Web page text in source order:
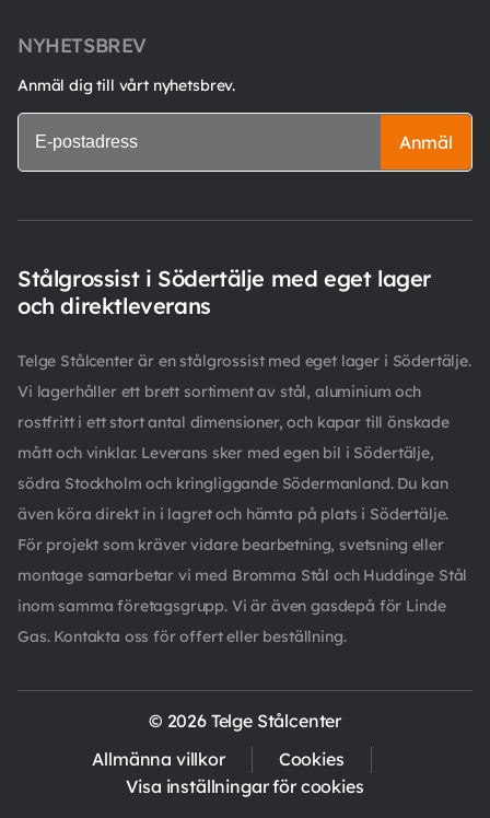
NYHETSBREV
Anmäl dig till vårt nyhetsbrev.
Anmäl
Stålgrossist i Södertälje med eget lager
och direktleverans
Telge Stålcenter är en stålgrossist med eget lager i Södertälje.
Vi lagerhåller ett brett sortiment av stål, aluminium och
rostfritt i ett stort antal dimensioner, och kapar till önskade
mått och vinklar. Leverans sker med egen bil i Södertälje,
södra Stockholm och kringliggande Södermanland. Du kan
även köra direkt in i lagret och hämta på plats i Södertälje.
För projekt som kräver vidare bearbetning, svetsning eller
montage samarbetar vi med Bromma Stål och Huddinge Stål
inom samma företagsgrupp. Vi är även gasdepå för Linde
Gas. Kontakta oss för offert eller beställning.
© 2026 Telge Stålcenter
Allmänna villkor
Cookies
Visa inställningar för cookies